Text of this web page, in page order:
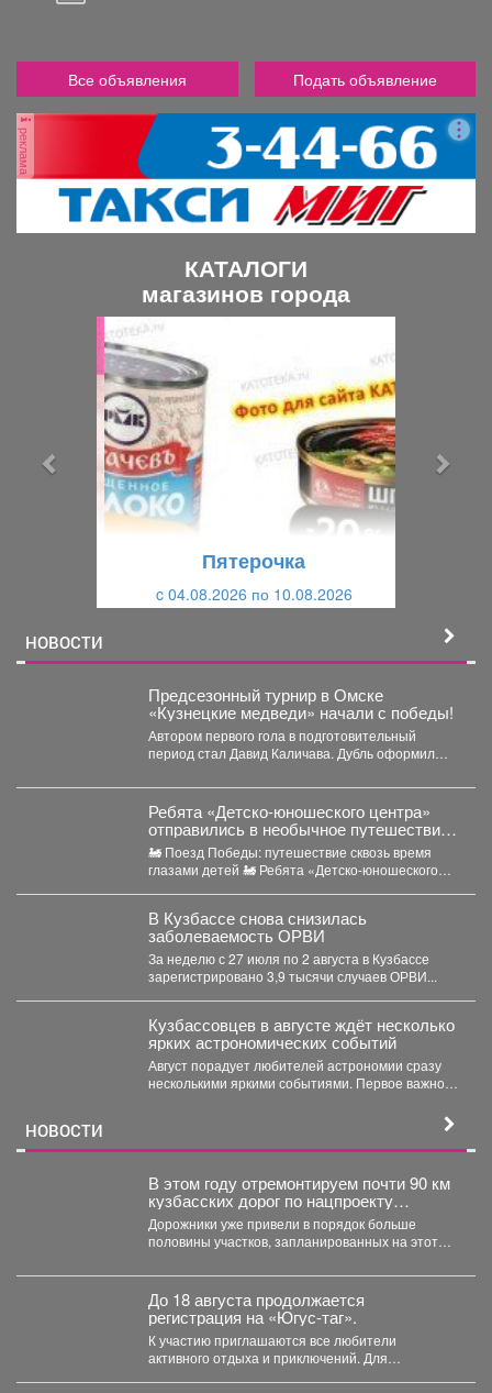
Все объявления Подать объявление
реклама
КАТАЛОГИ
магазинов города
Пятерочка
c 04.08.2026 по 10.08.2026
НОВОСТИ
Предсезонный турнир в Омске
«Кузнецкие медведи» начали с победы!
Автором первого гола в подготовительный
период стал Давид Каличава. Дубль оформил
Ребята «Детско-юношеского центра»
отправились в необычное путешествие -
на борт «Поезда Победы».
🚂 Поезд Победы: путешествие сквозь время
глазами детей 🚂 Ребята «Детско-юношеского
В Кузбассе снова снизилась
заболеваемость ОРВИ
За неделю с 27 июля по 2 августа в Кузбассе
зарегистрировано 3,9 тысячи случаев ОРВИ...
Кузбассовцев в августе ждёт несколько
ярких астрономических событий
Август порадует любителей астрономии сразу
несколькими яркими событиями. Первое важное
НОВОСТИ
В этом году отремонтируем почти 90 км
кузбасских дорог по нацпроекту
«Инфраструктура для жизни», который
инициировал наш Президент Владимир
Владимирович Путин.
Дорожники уже привели в порядок больше
половины участков, запланированных на этот
До 18 августа продолжается
регистрация на «Югус-таг».
К участию приглашаются все любители
активного отдыха и приключений. Для